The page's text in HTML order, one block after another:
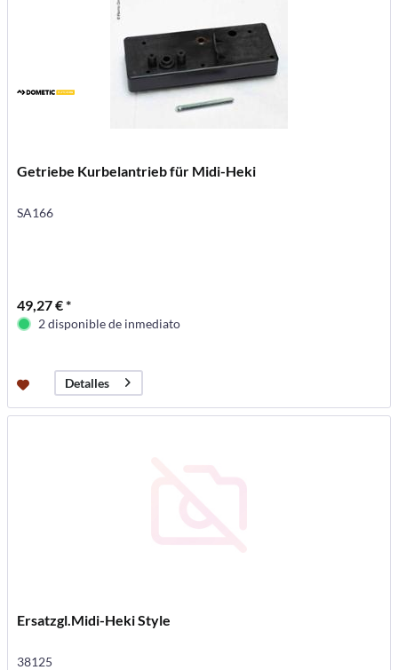
Getriebe Kurbelantrieb für Midi-Heki
SA166
49,27 € *
2 disponible de inmediato
Detalles
Ersatzgl.Midi-Heki Style
38125